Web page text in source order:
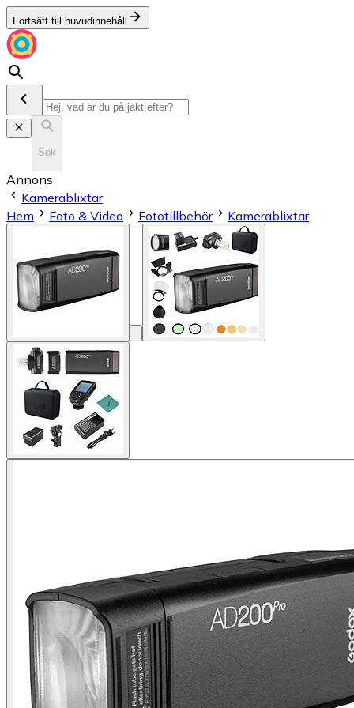
Fortsätt till huvudinnehåll
Sök
Annons
Kamerablixtar
Hem
Foto & Video Fototillbehör Kamerablixtar